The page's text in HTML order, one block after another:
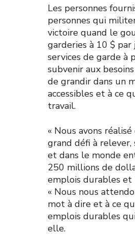
Les personnes
personnes qui
victoire quand le
garderies à 10 $ par
services de garde à
subvenir aux
de grandir dans un
accessibles et à ce
travail.
« Nous avons
grand défi à relever,
et dans le monde
250 millions de
emplois durables et
« Nous nous
mot à dire et à ce
emplois durables
elle.